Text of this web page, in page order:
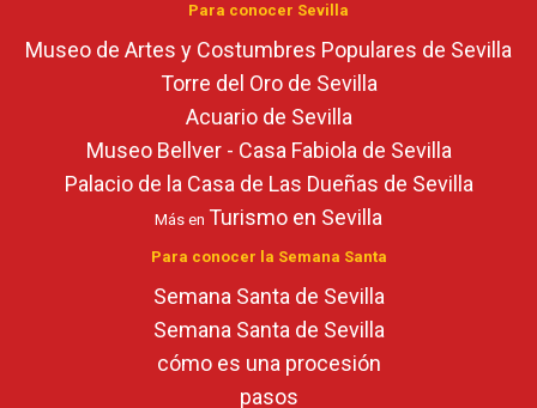
Para conocer Sevilla
Museo de Artes y Costumbres Populares de Sevilla
Torre del Oro de Sevilla
Acuario de Sevilla
Museo Bellver - Casa Fabiola de Sevilla
Palacio de la Casa de Las Dueñas de Sevilla
Más en Turismo en Sevilla
Para conocer la Semana Santa
Semana Santa de Sevilla
Semana Santa de Sevilla
cómo es una procesión
pasos